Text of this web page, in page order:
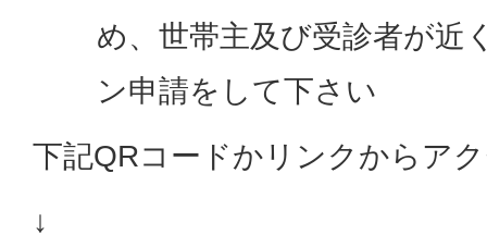
め、世帯主及び受診者が近
ン申請をして下さい
下記QRコードかリンクからア
↓